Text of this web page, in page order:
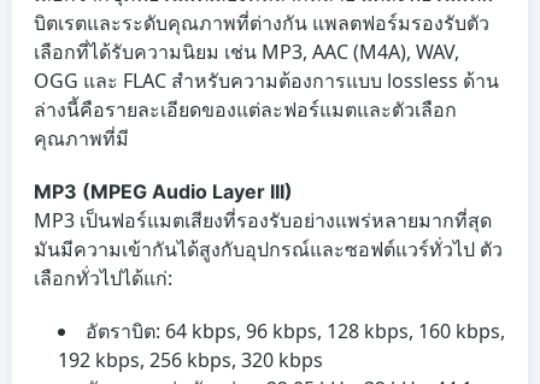
บิตเรตและระดับคุณภาพที่ต่างกัน แพลตฟอร์มรองรับตัว
เลือกที่ได้รับความนิยม เช่น MP3, AAC (M4A), WAV,
OGG และ FLAC สำหรับความต้องการแบบ lossless ด้าน
ล่างนี้คือรายละเอียดของแต่ละฟอร์แมตและตัวเลือก
คุณภาพที่มี
MP3 (MPEG Audio Layer III)
MP3 เป็นฟอร์แมตเสียงที่รองรับอย่างแพร่หลายมากที่สุด
มันมีความเข้ากันได้สูงกับอุปกรณ์และซอฟต์แวร์ทั่วไป ตัว
เลือกทั่วไปได้แก่:
อัตราบิต: 64 kbps, 96 kbps, 128 kbps, 160 kbps,
192 kbps, 256 kbps, 320 kbps